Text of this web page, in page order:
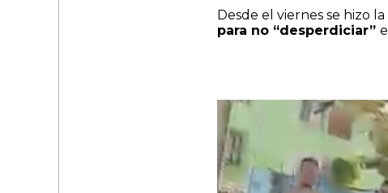
Desde el viernes se hizo la
para no “desperdiciar”